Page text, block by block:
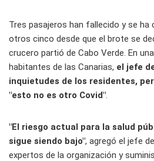
Tres pasajeros han fallecido y se
otros cinco desde que el brote se
crucero partió de Cabo Verde. En
habitantes de las Canarias, el jefe
inquietudes de los residentes,
"esto no es otro Covid"
"El riesgo actual para la salud
sigue siendo bajo", agregó el jefe
expertos de la organización y